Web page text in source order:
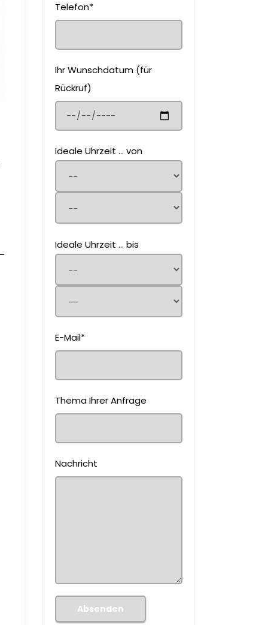
Telefon*
Ihr Wunschdatum (für
Rückruf)
Ideale Uhrzeit ... von
Ideale Uhrzeit ... bis
E-Mail*
Thema Ihrer Anfrage
Nachricht